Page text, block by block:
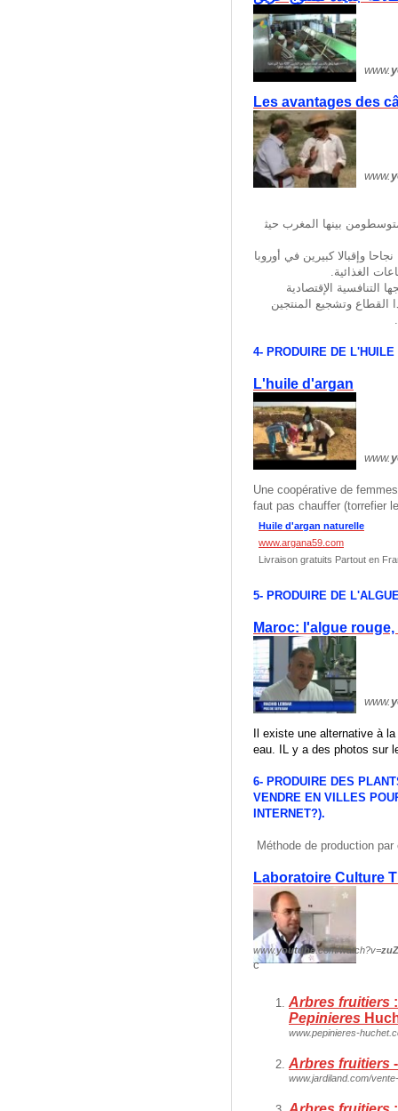
www.
Les avantages des
www.
بينها المغرب حيث​
وإقبالا كبيرين في أوروبا
الغذائية.
التنافسية الإقتصادية
القطاع وتشجيع المنتجين
4- PRODUIRE DE
L'huile d'argan
www.
Une coopérative de
faut pas chauffer (torrefier
Huile d'argan naturelle
www.argana59.com
Livraison gratuits Partout en
5- PRODUIRE DE
Maroc: l'algue
www.
Il existe une alternative à
eau. IL y a des photos sur
6- PRODUIRE DES
VENDRE EN VILLES
INTERNET?).
Méthode de production
Laboratoire Culture
www.youtube.com/watch?v=
c
Arbres fruitiers
Pepinieres
www.pepinieres-
Arbres fruitiers
www.jardiland.com/